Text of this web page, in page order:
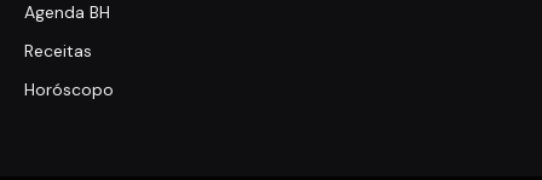
Agenda BH
Receitas
Horóscopo